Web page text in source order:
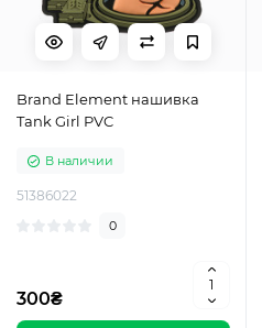
Brand Element нашивка
Tank Girl PVC
В наличии
51386022
0
300₴